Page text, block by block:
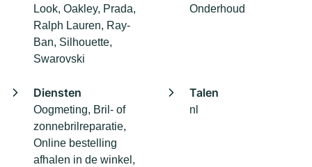
Look, Oakley, Prada,
Ralph Lauren, Ray-
Ban, Silhouette,
Swarovski
Onderhoud
Diensten
Oogmeting, Bril- of
zonnebrilreparatie,
Online bestelling
afhalen in de winkel,
Talen
nl